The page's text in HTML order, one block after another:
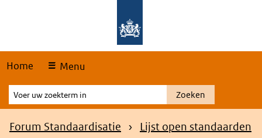
Home Menu
Voer
uw
zoekterm
Zoeken
Kruimelpad
Forum Standaardisatie
Lijst open standaarden